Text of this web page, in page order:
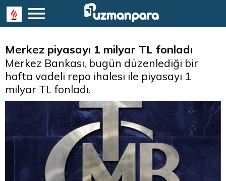
Merkez piyasayı 1 milyar TL fonladı
Merkez Bankası, bugün düzenlediği bir
hafta vadeli repo ihalesi ile piyasayı 1
milyar TL fonladı.